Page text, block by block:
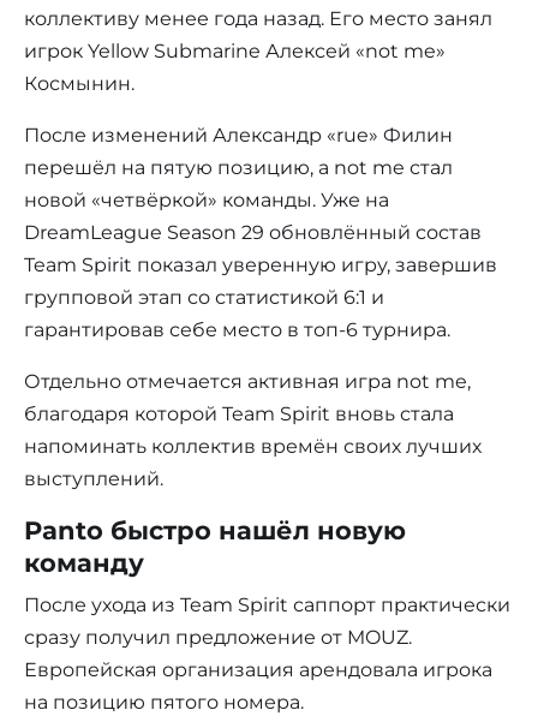
коллективу менее года назад. Его место занял
игрок Yellow Submarine Алексей «not me»
Космынин.
После изменений Александр «rue» Филин
перешёл на пятую позицию, а not me стал
новой «четвёркой» команды. Уже на
DreamLeague Season 29 обновлённый состав
Team Spirit показал уверенную игру, завершив
групповой этап со статистикой 6:1 и
гарантировав себе место в топ-6 турнира.
Отдельно отмечается активная игра not me,
благодаря которой Team Spirit вновь стала
напоминать коллектив времён своих лучших
выступлений.
Panto быстро нашёл новую
команду
После ухода из Team Spirit саппорт практически
сразу получил предложение от MOUZ.
Европейская организация арендовала игрока
на позицию пятого номера.